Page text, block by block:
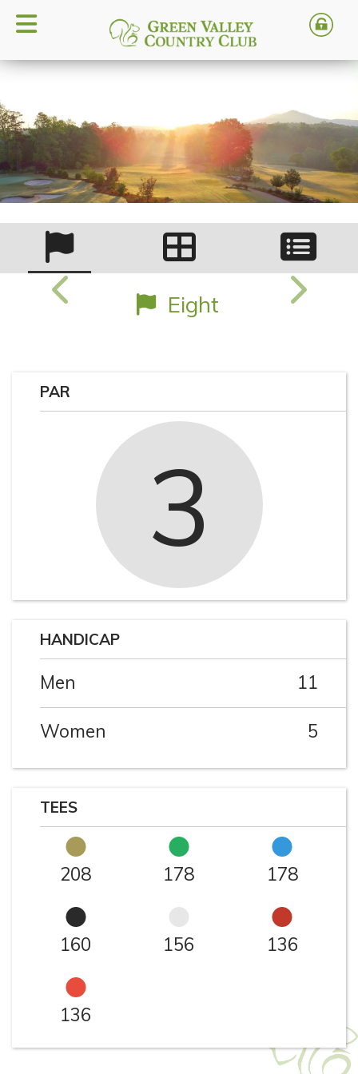
Eight
PAR
3
HANDICAP
Men 11
Women 5
TEES
208 178 178
160 156 136
136